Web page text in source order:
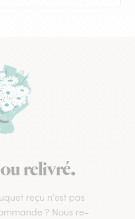
relivré.
reçu n’est pas
? Nous re-